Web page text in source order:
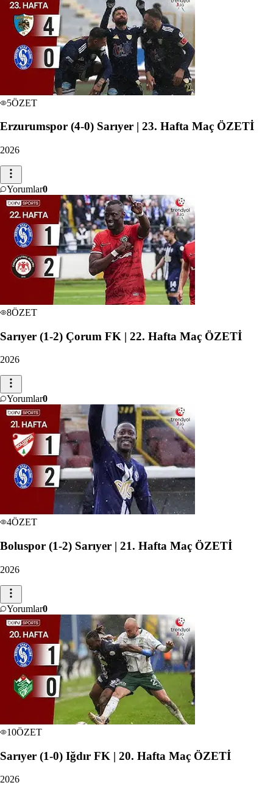
5ÖZET
Erzurumspor (4-0) Sarıyer | 23. Hafta Maç ÖZETİ
2026
Yorumlar0
8ÖZET
Sarıyer (1-2) Çorum FK | 22. Hafta Maç ÖZETİ
2026
Yorumlar0
4ÖZET
Boluspor (1-2) Sarıyer | 21. Hafta Maç ÖZETİ
2026
Yorumlar0
10ÖZET
Sarıyer (1-0) Iğdır FK | 20. Hafta Maç ÖZETİ
2026